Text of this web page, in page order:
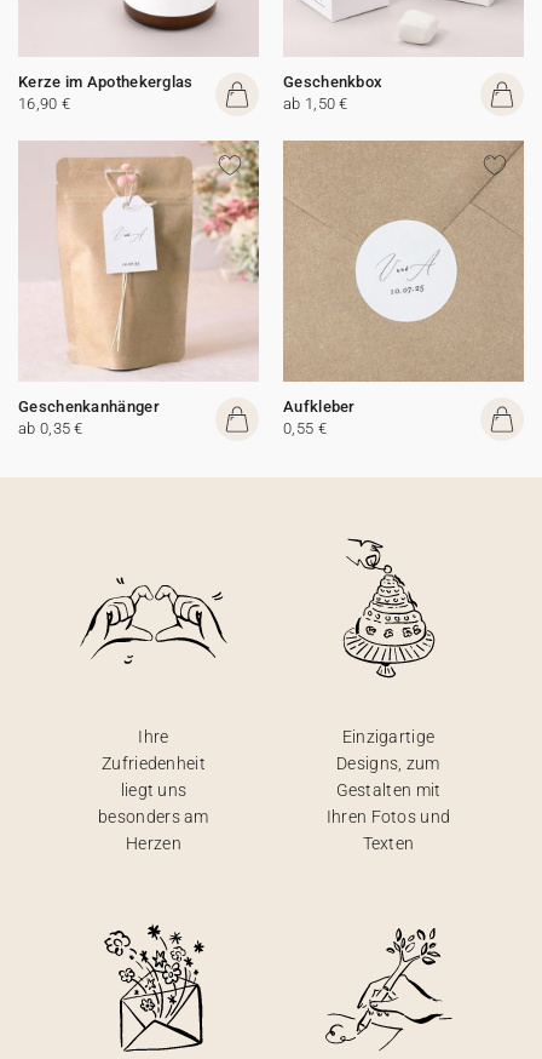
Kerze im Apothekerglas
16,90 €
Geschenkbox
ab 1,50 €
Geschenkanhänger
ab 0,35 €
Aufkleber
0,55 €
Ihre
Zufriedenheit
liegt uns
besonders am
Herzen
Einzigartige
Designs, zum
Gestalten mit
Ihren Fotos und
Texten